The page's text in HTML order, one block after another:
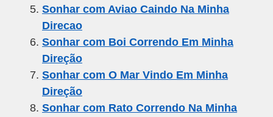
Sonhar com Aviao Caindo Na Minha
Direcao
Sonhar com Boi Correndo Em Minha
Direção
Sonhar com O Mar Vindo Em Minha
Direção
Sonhar com Rato Correndo Na Minha